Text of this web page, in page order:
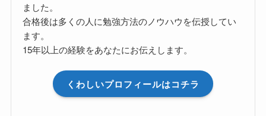
ました。
合格後は多くの人に勉強方法のノウハウを伝授してい
ます。
15年以上の経験をあなたにお伝えします。
くわしいプロフィールはコチラ